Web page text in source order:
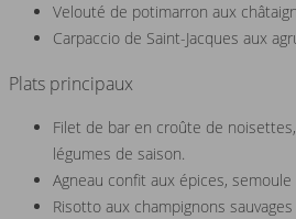
Velouté de potimarron aux
Carpaccio de Saint-Jacques aux
Plats principaux
Filet de bar en croûte de
légumes de saison.
Agneau confit aux épices,
Risotto aux champignons